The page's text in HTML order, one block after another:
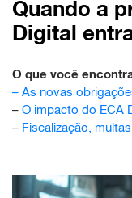
Quando a
Digital
O que você
– As novas
– O impacto do ECA
– Fiscalização,